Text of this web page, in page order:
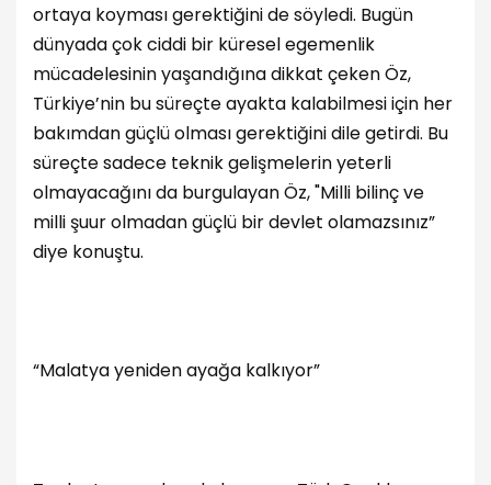
ortaya koyması gerektiğini de söyledi. Bugün
dünyada çok ciddi bir küresel egemenlik
mücadelesinin yaşandığına dikkat çeken Öz,
Türkiye’nin bu süreçte ayakta kalabilmesi için her
bakımdan güçlü olması gerektiğini dile getirdi. Bu
süreçte sadece teknik gelişmelerin yeterli
olmayacağını da burgulayan Öz, "Milli bilinç ve
milli şuur olmadan güçlü bir devlet olamazsınız”
diye konuştu.
“Malatya yeniden ayağa kalkıyor”